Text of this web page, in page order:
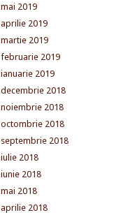
mai 2019
aprilie 2019
martie 2019
februarie 2019
ianuarie 2019
decembrie 2018
noiembrie 2018
octombrie 2018
septembrie 2018
iulie 2018
iunie 2018
mai 2018
aprilie 2018